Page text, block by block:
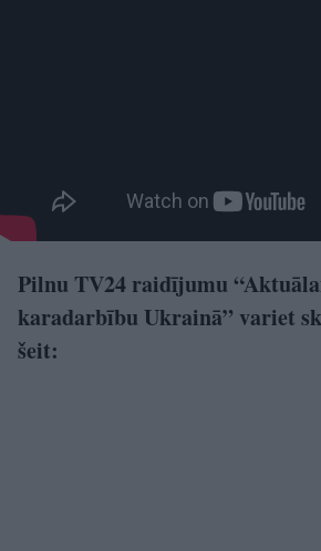
Pilnu TV24 raidījumu
karadarbību Ukrainā” variet
šeit: